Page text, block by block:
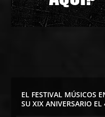
EL FESTIVAL MÚSICOS
SU XIX ANIVERSARIO EL